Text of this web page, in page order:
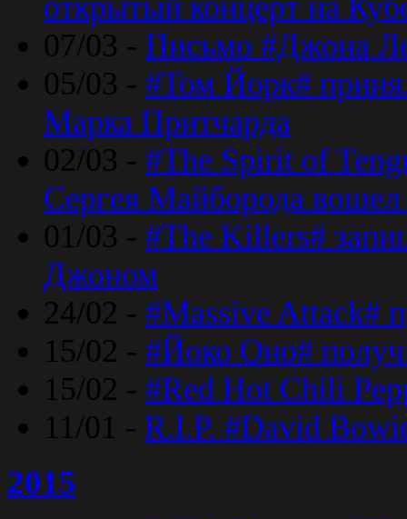
07/03 - Письмо #Джона
05/03 - #Том Йорк#
Марка Притчарда
02/03 - #The Spirit of
Сергея Майборода
01/03 - #The Killers#
Джоном
24/02 - #Massive Attack#
15/02 - #Йоко Оно#
15/02 - #Red Hot Chili
11/01 - R.I.P. #David
2015